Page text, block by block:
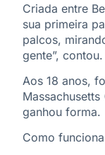
Criada entre
sua primeira
palcos,
gente”, contou.
Aos 18 anos,
ganhou forma.
Como